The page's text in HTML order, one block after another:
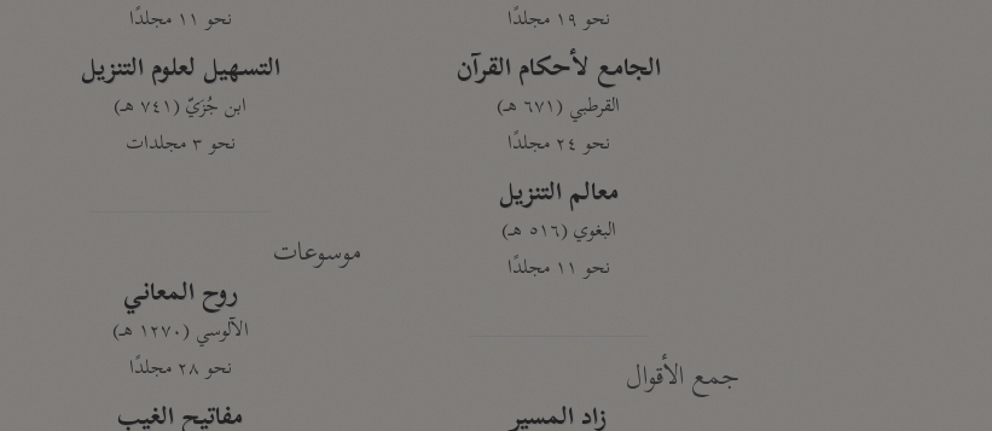
نحو ١٩ مجلدًا
الجامع لأحكام القرآن
القرطبي (٦٧١ هـ)
نحو ٢٤ مجلدًا
معالم التنزيل
البغوي (٥١٦ هـ)
نحو ١١ مجلدًا
جمع الأقوال
زاد المسير
نحو ١١ مجلدًا
التسهيل لعلوم التنزيل
ابن جُزَيّ (٧٤١ هـ)
نحو ٣ مجلدات
موسوعات
روح المعاني
الآلوسي (١٢٧٠ هـ)
نحو ٢٨ مجلدًا
مفاتيح الغيب